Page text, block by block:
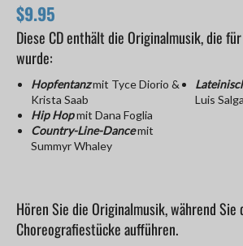
$9.95
Diese CD enthält die Originalmusik, die
wurde:
Hopfentanzmit Tyce Diorio &
Krista Saab
Hip Hopmit Dana Foglia
Country-Line-Dancemit
Summyr Whaley
Luis
Hören Sie die Originalmusik, während Sie
Choreografiestücke aufführen.